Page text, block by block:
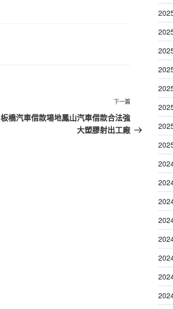
下
一
篇
下一篇
板橋汽車借款場地鳳山汽車借款合法強
大塑膠射出工廠